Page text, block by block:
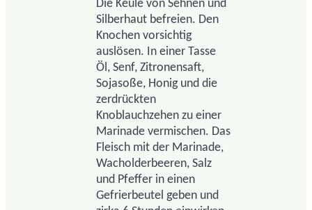
Die Keule von Sehnen und
Silberhaut befreien. Den
Knochen vorsichtig
auslösen. In einer Tasse
Öl, Senf, Zitronensaft,
Sojasoße, Honig und die
zerdrückten
Knoblauchzehen zu einer
Marinade vermischen. Das
Fleisch mit der Marinade,
Wacholderbeeren, Salz
und Pfeffer in einen
Gefrierbeutel geben und